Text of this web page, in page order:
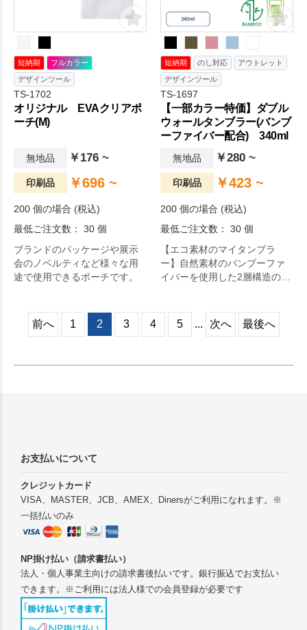
短納期
フルカラー
デザインツール
TS-1702
オリジナル EVAクリアポ
ーチ(M)
無地品 ￥176 ~
印刷品 ￥696 ~
200 個の場合 (税込)
最低ご注文数： 30 個
ブランドのパッケージや展示
会のノベルティなど様々な用
途で使用できるポーチです。
短納期 のし対応
アウトレット
デザインツール
TS-1697
【一部カラー特価】ダブル
ウォールタンブラー(バンブ
ーファイバー配合) 340ml
無地品 ￥280 ~
印刷品 ￥423 ~
200 個の場合 (税込)
最低ご注文数： 30 個
【エコ素材のマイタンブラ
ー】自然素材のバンブーファ
イバーを使用した2層構造のタ
に軽く、丈夫で割れにくい為
長くお使いいただけます。テ
前へ 1 2 3 4 5 ... 次へ 最後へ
お支払いについて
クレジットカード
VISA、MASTER、JCB、AMEX、Dinersがご利用になれます。※
一括払いのみ
NP掛け払い（請求書払い）
法人・個人事業主向けの請求書後払いです。銀行振込でお支払い
できます。※ご利用には法人様での会員登録が必要です